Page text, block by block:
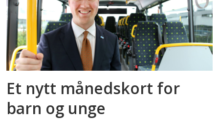
Et nytt månedskort for
barn og unge